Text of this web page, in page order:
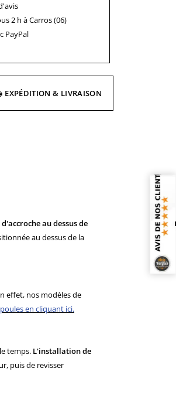
2 h à Carros (06)
PayPal
EXPÉDITION & LIVRAISON
d'accrocheau dessus de
au dessus de la
effet, nos modèles de
en cliquant ici.
temps. L'installation de
puis de revisser